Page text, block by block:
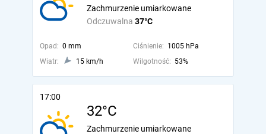
Odczuwalna 37°C
Zachmurzenie umiarkowane
Opad: 0 mm Ciśnienie: 1005 hPa
Wiatr:
15 km/h Wilgotność: 53%
17:00
32°C
Zachmurzenie umiarkowane